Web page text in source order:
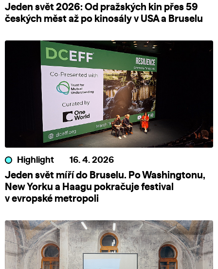
Jeden svět 2026: Od pražských kin přes 59
českých měst až po kinosály v USA a Bruselu
Highlight 16. 4. 2026
Jeden svět míří do Bruselu. Po Washingtonu,
New Yorku a Haagu pokračuje festival
v evropské metropoli